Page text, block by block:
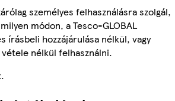
személyes felhasználásra szolgál,
módon, a Tesco-GLOBAL
írásbeli hozzájárulása nélkül, vagy
nélkül felhasználni.